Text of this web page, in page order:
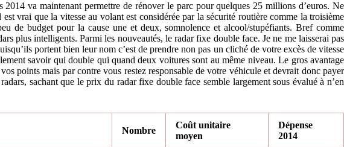
va maintenant permettre de rénover le parc pour quelques 25 millions d’euros. Ne
vrai que la vitesse au volant est considérée par la sécurité routière comme la troisième
de budget pour la cause une et deux, somnolence et alcool/stupéfiants. Bref comme
plus intelligents. Parmi les nouveautés, le radar fixe double face. Je ne me laisserai pas
portent bien leur nom c’est de prendre non pas un cliché de votre excès de vitesse
savoir qui double qui quand deux voitures sont au même niveau. Le gros avantage
points mais par contre vous restez responsable de votre véhicule et devrait donc payer
sachant que le prix du radar fixe double face semble largement sous évalué à n’en
Nombre
Coût unitaire
moyen
Dépense
2014